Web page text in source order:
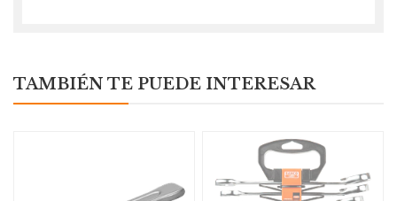
TAMBIÉN TE PUEDE INTERESAR